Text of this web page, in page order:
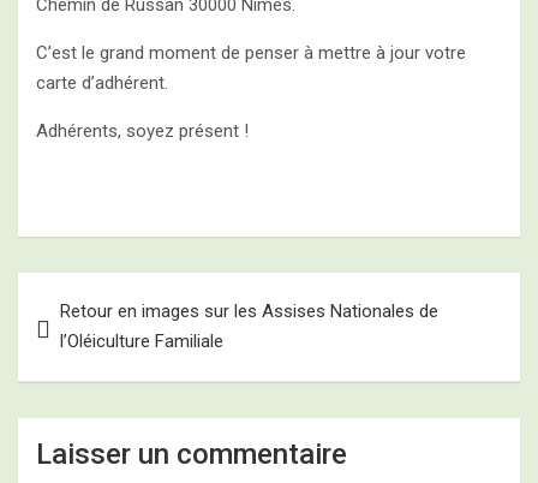
Chemin de Russan 30000 Nîmes.
C’est le grand moment de penser à mettre à jour votre
carte d’adhérent.
Adhérents, soyez présent !
de Retour en images sur les Assises Nationales de
l’Oléiculture Familiale
Laisser un commentaire